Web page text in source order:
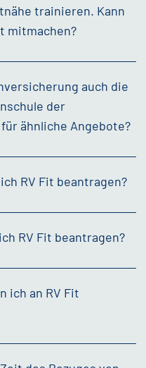
trainieren. Kann
mitmachen?
auch die
der
ähnliche Angebote?
RV Fit beantragen?
RV Fit beantragen?
ich an RV Fit